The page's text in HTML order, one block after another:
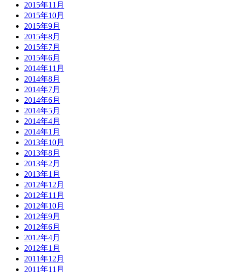
2015年11月
2015年10月
2015年9月
2015年8月
2015年7月
2015年6月
2014年11月
2014年8月
2014年7月
2014年6月
2014年5月
2014年4月
2014年1月
2013年10月
2013年8月
2013年2月
2013年1月
2012年12月
2012年11月
2012年10月
2012年9月
2012年6月
2012年4月
2012年1月
2011年12月
2011年11月